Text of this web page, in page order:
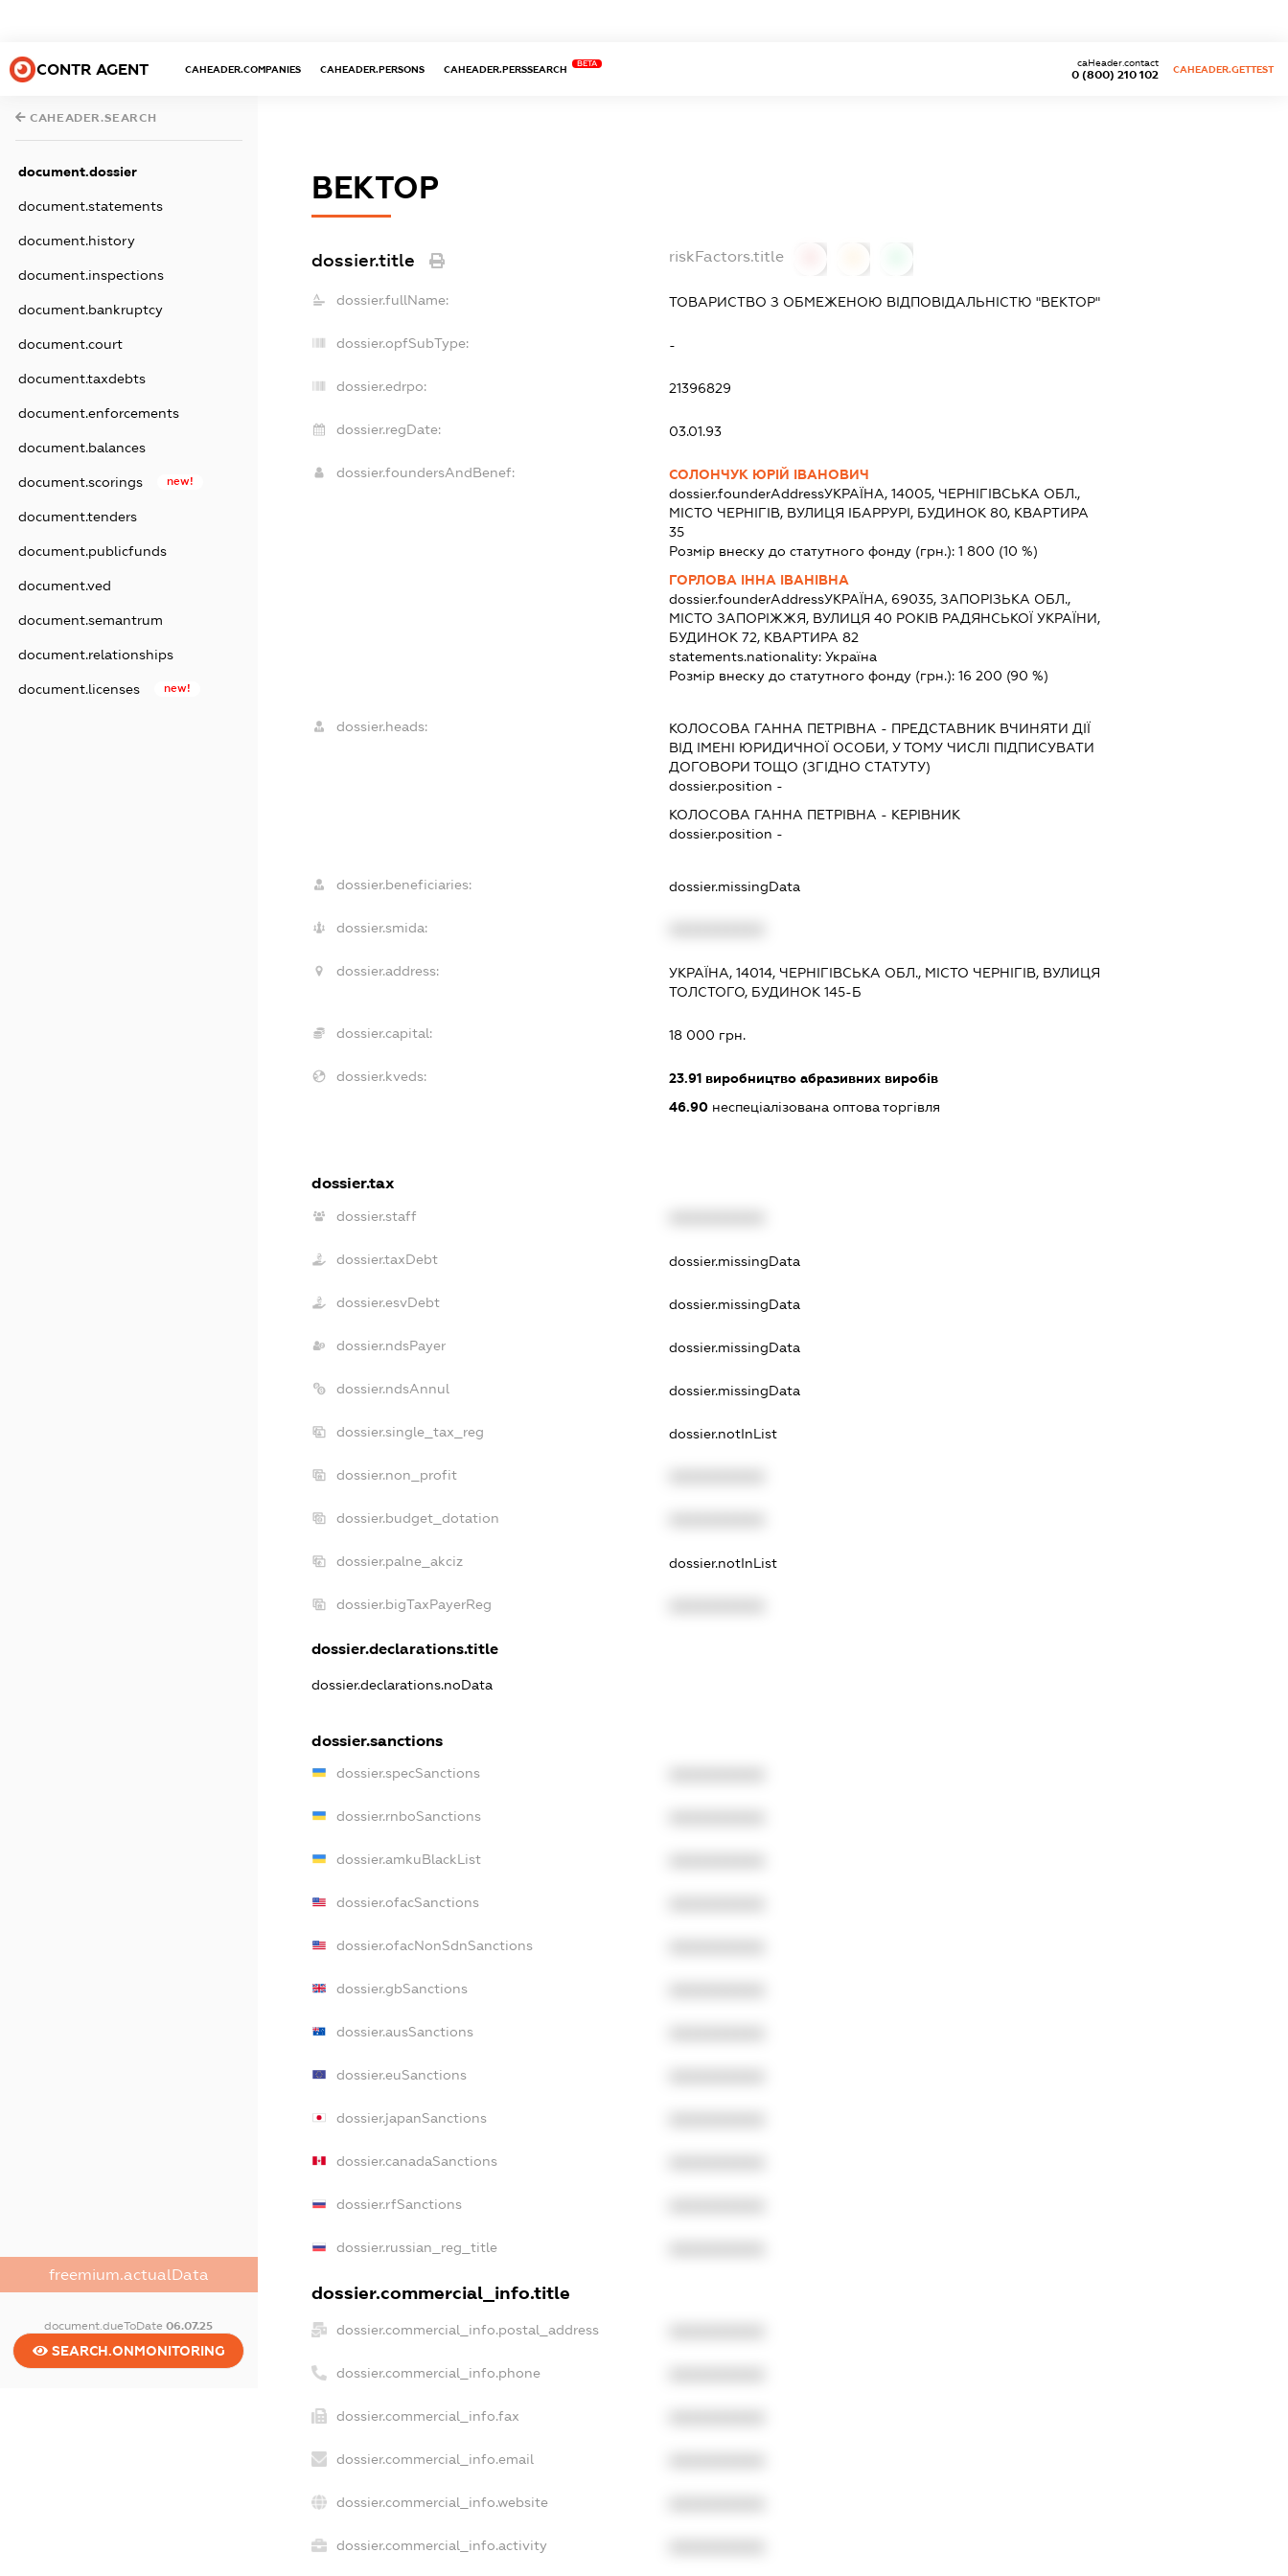
CONTR AGENT CAHEADER.COMPANIES CAHEADER.PERSONS CAHEADER.PERSSEARCH
BETA
0 (800) 210 102
caHeader.contact
CAHEADER.GETTEST
CAHEADER.SEARCH
document.dossier
document.statements
document.history
document.inspections
document.bankruptcy
document.court
document.taxdebts
document.enforcements
document.balances
document.scorings new!
document.tenders
document.publicfunds
document.ved
document.semantrum
document.relationships
document.licenses new!
freemium.actualData
document.dueToDate06.07.25
SEARCH.ONMONITORING
ВЕКТОР
dossier.title riskFactors.title
dossier.fullName: ТОВАРИСТВО З ОБМЕЖЕНОЮ ВІДПОВІДАЛЬНІСТЮ "ВЕКТОР"
dossier.opfSubType: -
dossier.edrpo: 21396829
dossier.regDate: 03.01.93
dossier.foundersAndBenef:
СОЛОНЧУК ЮРІЙ ІВАНОВИЧ
dossier.founderAddressУКРАЇНА, 14005, ЧЕРНІГІВСЬКА ОБЛ.,
МІСТО ЧЕРНІГІВ, ВУЛИЦЯ ІБАРРУРІ, БУДИНОК 80, КВАРТИРА
35
Розмір внеску до статутного фонду (грн.): 1 800 (10 %)
ГОРЛОВА ІННА ІВАНІВНА
dossier.founderAddressУКРАЇНА, 69035, ЗАПОРІЗЬКА ОБЛ.,
МІСТО ЗАПОРІЖЖЯ, ВУЛИЦЯ 40 РОКІВ РАДЯНСЬКОЇ УКРАЇНИ,
БУДИНОК 72, КВАРТИРА 82
statements.nationality: Україна
Розмір внеску до статутного фонду (грн.): 16 200 (90 %)
dossier.heads: КОЛОСОВА ГАННА ПЕТРІВНА - ПРЕДСТАВНИК ВЧИНЯТИ ДІЇ
ВІД ІМЕНІ ЮРИДИЧНОЇ ОСОБИ, У ТОМУ ЧИСЛІ ПІДПИСУВАТИ
ДОГОВОРИ ТОЩО (ЗГІДНО СТАТУТУ)
dossier.position -
КОЛОСОВА ГАННА ПЕТРІВНА - КЕРІВНИК
dossier.position -
dossier.beneficiaries: dossier.missingData
dossier.smida:
dossier.address:
УКРАЇНА, 14014, ЧЕРНІГІВСЬКА ОБЛ., МІСТО ЧЕРНІГІВ, ВУЛИЦЯ
ТОЛСТОГО, БУДИНОК 145-Б
dossier.capital: 18 000 грн.
dossier.kveds: 23.91виробництво абразивних виробів
46.90неспеціалізована оптова торгівля
dossier.tax
dossier.staff
dossier.taxDebt dossier.missingData
dossier.esvDebt dossier.missingData
dossier.ndsPayer dossier.missingData
dossier.ndsAnnul dossier.missingData
dossier.single_tax_reg dossier.notInList
dossier.non_profit
dossier.budget_dotation
dossier.palne_akciz dossier.notInList
dossier.bigTaxPayerReg
dossier.declarations.title
dossier.declarations.noData
dossier.sanctions
dossier.specSanctions
dossier.rnboSanctions
dossier.amkuBlackList
dossier.ofacSanctions
dossier.ofacNonSdnSanctions
dossier.gbSanctions
dossier.ausSanctions
dossier.euSanctions
dossier.japanSanctions
dossier.canadaSanctions
dossier.rfSanctions
dossier.russian_reg_title
dossier.commercial_info.title
dossier.commercial_info.postal_address
dossier.commercial_info.phone
dossier.commercial_info.fax
dossier.commercial_info.email
dossier.commercial_info.website
dossier.commercial_info.activity